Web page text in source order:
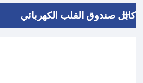
كابل صندوق القلب الكهربائي